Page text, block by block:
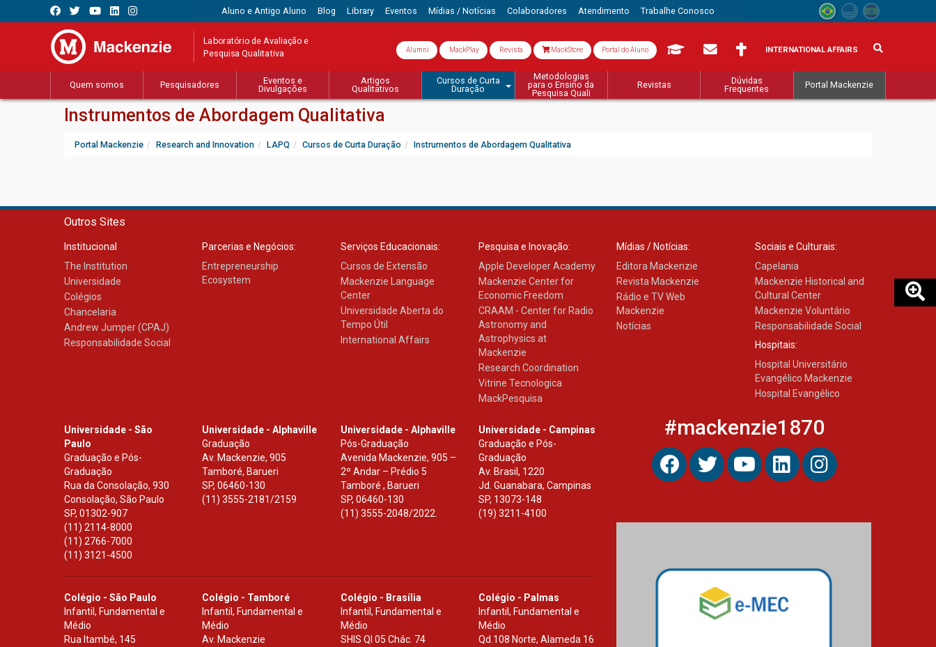
Aluno e Antigo Aluno Blog Library Eventos Mídias / Notícias Colaboradores Atendimento Trabalhe Conosco
Laboratório de Avaliação e
Pesquisa Qualitativa Alumni MackPlay Revista MackStore Portal do Aluno INTERNATIONAL AFFAIRS
Quem somos Pesquisadores
Eventos e
Divulgações
Artigos
Qualitativos
Cursos de Curta
Duração
Metodologias
para o Ensino da
Pesquisa Quali
Revistas
Dúvidas
Frequentes
Portal Mackenzie
Instrumentos de Abordagem Qualitativa
Portal Mackenzie Research and Innovation LAPQ Cursos de Curta Duração Instrumentos de Abordagem Qualitativa
Outros Sites
Institucional
The Institution
Universidade
Colégios
Chancelaria
Andrew Jumper (CPAJ)
Responsabilidade Social
Parcerias e Negócios:
Entrepreneurship
Ecosystem
Serviços Educacionais:
Cursos de Extensão
Mackenzie Language
Center
Universidade Aberta do
Tempo Útil
International Affairs
Pesquisa e Inovação:
Apple Developer Academy
Mackenzie Center for
Economic Freedom
CRAAM - Center for Radio
Astronomy and
Astrophysics at
Mackenzie
Research Coordination
Vitrine Tecnologica
MackPesquisa
Mídias / Notícias:
Editora Mackenzie
Revista Mackenzie
Rádio e TV Web
Mackenzie
Notícias
Sociais e Culturais:
Capelania
Mackenzie Historical and
Cultural Center
Mackenzie Voluntário
Responsabilidade Social
Hospitais:
Hospital Universitário
Evangélico Mackenzie
Hospital Evangélico
Universidade - São
Paulo
Graduação e Pós-
Graduação
Rua da Consolação, 930
Consolação, São Paulo
SP, 01302-907
(11) 2114-8000
(11) 2766-7000
(11) 3121-4500
Universidade - Alphaville
Graduação
Av. Mackenzie, 905
Tamboré, Barueri
SP,06460-130
(11) 3555-2181/2159
Universidade - Alphaville
Pós-Graduação
Avenida Mackenzie, 905 –
2º Andar – Prédio 5
Tamboré , Barueri
SP, 06460-130
(11) 3555-2048/2022.
Universidade - Campinas
Graduação e Pós-
Graduação
Av. Brasil, 1220
Jd. Guanabara, Campinas
SP, 13073-148
(19) 3211-4100
Colégio - São Paulo
Infantil, Fundamental e
Médio
Rua Itambé, 145
Colégio - Tamboré
Infantil, Fundamental e
Médio
Av. Mackenzie
Colégio - Brasília
Infantil, Fundamental e
Médio
SHIS Ql 05 Chác. 74
Colégio - Palmas
Infantil, Fundamental e
Médio
Qd.108 Norte, Alameda 16
#mackenzie1870